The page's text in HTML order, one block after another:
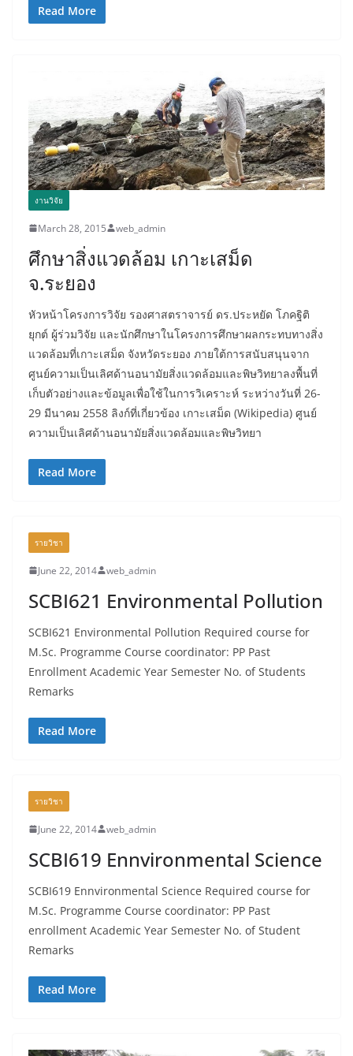
Read More
งานวิจัย
March 28, 2015 web_admin
ศึกษาสิ่งแวดล้อม เกาะเสม็ด
จ.ระยอง
หัวหน้าโครงการวิจัย รองศาสตราจารย์ ดร.ประหยัด โภคฐิติ
ยุกต์ ผู้ร่วมวิจัย และนักศึกษาในโครงการศึกษาผลกระทบทางสิ่ง
แวดล้อมที่เกาะเสม็ด จังหวัดระยอง ภายใต้การสนับสนุนจาก
ศูนย์ความเป็นเลิศด้านอนามัยสิ่งแวดล้อมและพิษวิทยาลงพื้นที่
เก็บตัวอย่างและข้อมูลเพื่อใช้ในการวิเคราะห์ ระหว่างวันที่ 26-
29 มีนาคม 2558 ลิงก์ที่เกี่ยวข้อง เกาะเสม็ด (Wikipedia) ศูนย์
ความเป็นเลิศด้านอนามัยสิ่งแวดล้อมและพิษวิทยา
Read More
รายวิชา
June 22, 2014 web_admin
SCBI621 Environmental Pollution
SCBI621 Environmental Pollution Required course for
M.Sc. Programme Course coordinator: PP Past
Enrollment Academic Year Semester No. of Students
Remarks
Read More
รายวิชา
June 22, 2014 web_admin
SCBI619 Ennvironmental Science
SCBI619 Ennvironmental Science Required course for
M.Sc. Programme Course coordinator: PP Past
enrollment Academic Year Semester No. of Student
Remarks
Read More